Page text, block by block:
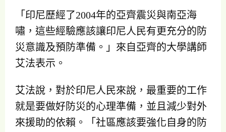
「印尼歷經了2004年的亞齊震災與南亞海
嘯，這些經驗應該讓印尼人民有更充分的防
災意識及預防準備。」來自亞齊的大學講師
艾法表示。
艾法說，對於印尼人民來說，最重要的工作
就是要做好防災的心理準備，並且減少對外
來援助的依賴。「社區應該要強化自身的防